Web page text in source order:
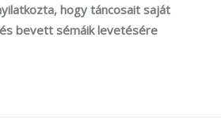
hogy táncosait saját
bevett sémáik levetésére